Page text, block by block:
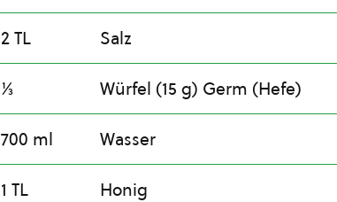
2 TL Salz
⅓ Würfel (15 g) Germ (Hefe)
700 ml Wasser
1 TL Honig